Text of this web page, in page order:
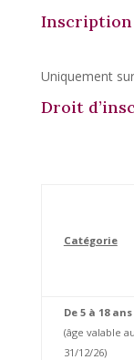
Inscription
Uniquement
Droit
Catégorie
De 5 à 18 ans
(âge valable au
31/12/26)